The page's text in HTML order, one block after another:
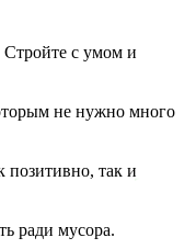
Стройте с умом и
не нужно много
позитивно, так и
ради мусора.